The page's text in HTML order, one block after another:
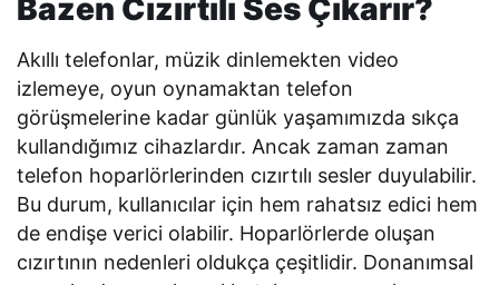
Bazen Cızırtılı Ses Çıkarır?
Akıllı telefonlar, müzik dinlemekten video
izlemeye, oyun oynamaktan telefon
görüşmelerine kadar günlük yaşamımızda sıkça
kullandığımız cihazlardır. Ancak zaman zaman
telefon hoparlörlerinden cızırtılı sesler duyulabilir.
Bu durum, kullanıcılar için hem rahatsız edici hem
de endişe verici olabilir. Hoparlörlerde oluşan
cızırtının nedenleri oldukça çeşitlidir. Donanımsal